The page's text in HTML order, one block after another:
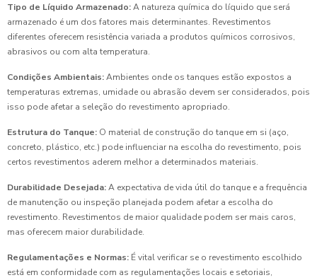
Tipo de Líquido Armazenado:A natureza química do líquido que será
armazenado é um dos fatores mais determinantes. Revestimentos
diferentes oferecem resistência variada a produtos químicos corrosivos,
abrasivos ou com alta temperatura.
Condições Ambientais:Ambientes onde os tanques estão expostos a
temperaturas extremas, umidade ou abrasão devem ser considerados, pois
isso pode afetar a seleção do revestimento apropriado.
Estrutura do Tanque: O material de construção do tanque em si (aço,
concreto, plástico, etc.) pode influenciar na escolha do revestimento, pois
certos revestimentos aderem melhor a determinados materiais.
Durabilidade Desejada:A expectativa de vida útil do tanque e a frequência
de manutenção ou inspeção planejada podem afetar a escolha do
revestimento. Revestimentos de maior qualidade podem ser mais caros,
mas oferecem maior durabilidade.
Regulamentações e Normas: É vital verificar se o revestimento escolhido
está em conformidade com as regulamentações locais e setoriais,